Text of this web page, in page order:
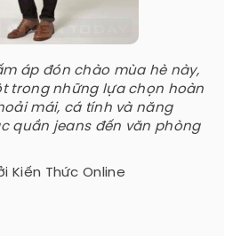
áp đón chào mùa hè này,
trong những lựa chọn hoàn
mái, cá tính và năng
quần jeans đến văn phòng
Kiến Thức Online